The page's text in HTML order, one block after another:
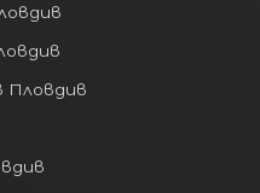
с достъп до
и
държави.
Пловдив